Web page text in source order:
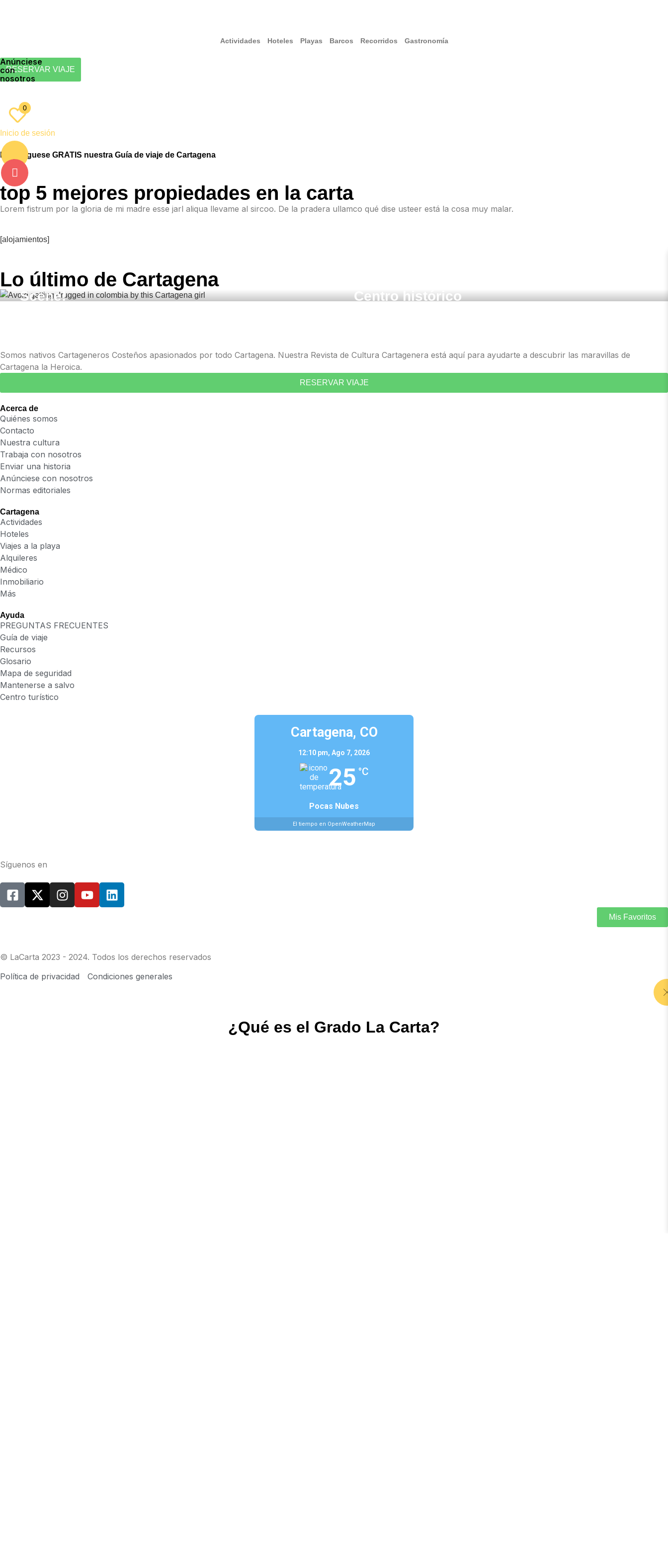
Actividades Hoteles Playas Barcos Recorridos Gastronomía
Anúnciese
con
nosotros
RESERVAR VIAJE
0
Inicio de sesión
Descárguese GRATIS nuestra Guía de viaje de Cartagena
top 5 mejores propiedades en la carta
Lorem fistrum por la gloria de mi madre esse jarl aliqua llevame al sircoo. De la pradera ullamco qué dise usteer está la cosa muy malar.
[alojamientos]
Lo último de Cartagena
Dating Apps with Scopolamine on the
Scene!
Centro histórico
La Mejor Rumba en Cartagena, Colombia:
Guía de las mejores discotecas de La
Somos nativos Cartageneros Costeños apasionados por todo Cartagena. Nuestra Revista de Cultura Cartagenera está aquí para ayudarte a descubrir las maravillas de
Cartagena la Heroica.
RESERVAR VIAJE
Acerca de
Quiénes somos
Contacto
Nuestra cultura
Trabaja con nosotros
Enviar una historia
Anúnciese con nosotros
Normas editoriales
Cartagena
Actividades
Hoteles
Viajes a la playa
Alquileres
Médico
Inmobiliario
Más
Ayuda
PREGUNTAS FRECUENTES
Guía de viaje
Recursos
Glosario
Mapa de seguridad
Mantenerse a salvo
Centro turístico
Cartagena, CO
12:10 pm, Ago 7, 2026
25 °C
Pocas Nubes
El tiempo en OpenWeatherMap
Síguenos en
Mis Favoritos
© LaCarta 2023 - 2024. Todos los derechos reservados
Política de privacidad
Condiciones generales
¿Qué es el Grado La Carta?